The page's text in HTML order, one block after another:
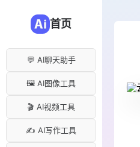
首页
💬 AI聊天助手
🖼️ AI图像工具
🎬 AI视频工具
✍️ AI写作工具